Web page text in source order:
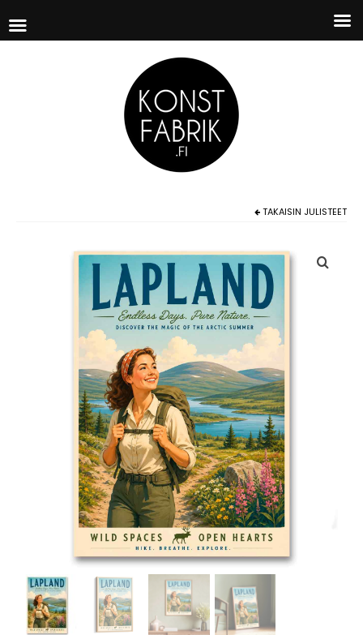
TAKAISIN JULISTEET